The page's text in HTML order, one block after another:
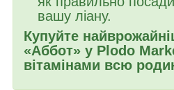
вашу ліану.
Купуйте
«Аббот» у Plodo
вітамінами всю